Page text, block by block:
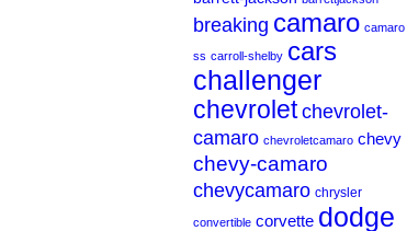
breaking camaro camaro
ss carroll-shelby cars
challenger
chevrolet chevrolet-
camaro chevroletcamaro chevy
chevy-camaro
chevycamaro chrysler
convertible corvette dodge